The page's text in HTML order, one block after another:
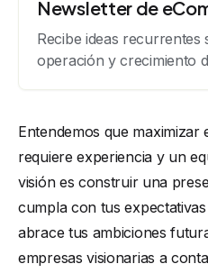
Newsletter de
Recibe ideas
operación y crecimiento
Entendemos que maximizar
requiere experiencia y un
visión es construir una
cumpla con tus
abrace tus ambiciones
empresas visionarias a